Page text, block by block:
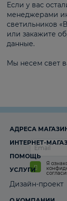
Если у вас
менеджерами
светильников
или закажите
данные.
Мы несем свет
Я
АДРЕСА
ИНТЕРНЕТ-
ПОМОЩЬ
УСЛУГИ
Дизайн-проект